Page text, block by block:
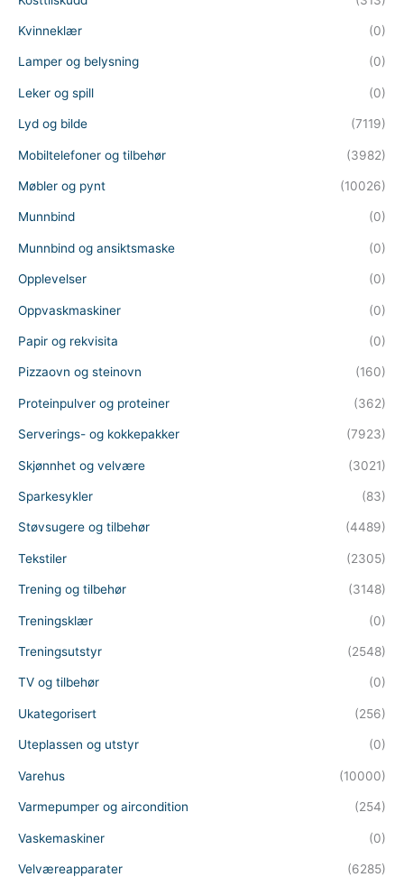
Kvinneklær (0)
Lamper og belysning (0)
Leker og spill (0)
Lyd og bilde (7119)
Mobiltelefoner og tilbehør (3982)
Møbler og pynt (10026)
Munnbind (0)
Munnbind og ansiktsmaske (0)
Opplevelser (0)
Oppvaskmaskiner (0)
Papir og rekvisita (0)
Pizzaovn og steinovn (160)
Proteinpulver og proteiner (362)
Serverings- og kokkepakker (7923)
Skjønnhet og velvære (3021)
Sparkesykler (83)
Støvsugere og tilbehør (4489)
Tekstiler (2305)
Trening og tilbehør (3148)
Treningsklær (0)
Treningsutstyr (2548)
TV og tilbehør (0)
Ukategorisert (256)
Uteplassen og utstyr (0)
Varehus (10000)
Varmepumper og aircondition (254)
Vaskemaskiner (0)
Velværeapparater (6285)